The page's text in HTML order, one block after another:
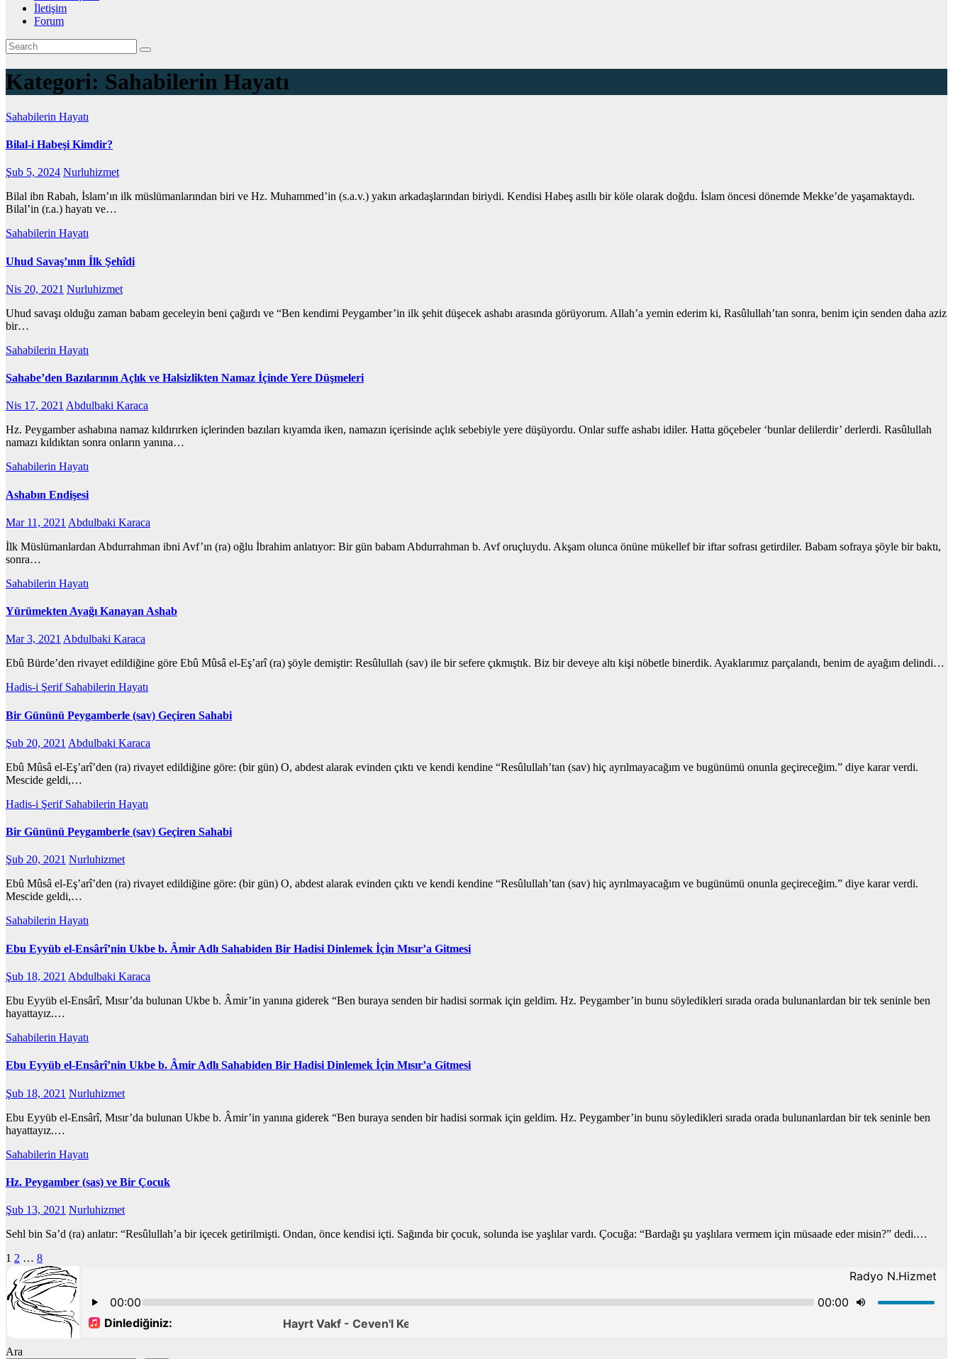
İletişim
Forum
Kategori: Sahabilerin Hayatı
Sahabilerin Hayatı
Bilal-i Habeşi Kimdir?
Şub 5, 2024 Nurluhizmet
Bilal ibn Rabah, İslam’ın ilk müslümanlarından biri ve Hz. Muhammed’in (s.a.v.) yakın arkadaşlarından biriydi. Kendisi Habeş asıllı bir köle olarak doğdu. İslam öncesi dönemde Mekke’de yaşamaktaydı.
Bilal’in (r.a.) hayatı ve…
Sahabilerin Hayatı
Uhud Savaş’ının İlk Şehîdi
Nis 20, 2021 Nurluhizmet
Uhud savaşı olduğu zaman babam geceleyin beni çağırdı ve “Ben kendimi Peygamber’in ilk şehit düşecek ashabı arasında görüyorum. Allah’a yemin ederim ki, Rasûlullah’tan sonra, benim için senden daha aziz
bir…
Sahabilerin Hayatı
Sahabe’den Bazılarının Açlık ve Halsizlikten Namaz İçinde Yere Düşmeleri
Nis 17, 2021 Abdulbaki Karaca
Hz. Peygamber ashabına namaz kıldırırken içlerinden bazıları kıyamda iken, namazın içerisinde açlık sebebiyle yere düşüyordu. Onlar suffe ashabı idiler. Hatta göçebeler ‘bunlar delilerdir’ derlerdi. Rasûlullah
namazı kıldıktan sonra onların yanına…
Sahabilerin Hayatı
Ashabın Endişesi
Mar 11, 2021 Abdulbaki Karaca
İlk Müslümanlardan Abdurrahman ibni Avf’ın (ra) oğlu İbrahim anlatıyor: Bir gün babam Abdurrahman b. Avf oruçluydu. Akşam olunca önüne mükellef bir iftar sofrası getirdiler. Babam sofraya şöyle bir baktı,
sonra…
Sahabilerin Hayatı
Yürümekten Ayağı Kanayan Ashab
Mar 3, 2021 Abdulbaki Karaca
Ebû Bürde’den rivayet edildiğine göre Ebû Mûsâ el-Eş’arî (ra) şöyle demiştir: Resûlullah (sav) ile bir sefere çıkmıştık. Biz bir deveye altı kişi nöbetle binerdik. Ayaklarımız parçalandı, benim de ayağım delindi…
Hadis-i Şerif Sahabilerin Hayatı
Bir Gününü Peygamberle (sav) Geçiren Sahabi
Şub 20, 2021 Abdulbaki Karaca
Ebû Mûsâ el-Eş’arî’den (ra) rivayet edildiğine göre: (bir gün) O, abdest alarak evinden çıktı ve kendi kendine “Resûlullah’tan (sav) hiç ayrılmayacağım ve bugünümü onunla geçireceğim.” diye karar verdi.
Mescide geldi,…
Hadis-i Şerif Sahabilerin Hayatı
Bir Gününü Peygamberle (sav) Geçiren Sahabi
Şub 20, 2021 Nurluhizmet
Ebû Mûsâ el-Eş’arî’den (ra) rivayet edildiğine göre: (bir gün) O, abdest alarak evinden çıktı ve kendi kendine “Resûlullah’tan (sav) hiç ayrılmayacağım ve bugünümü onunla geçireceğim.” diye karar verdi.
Mescide geldi,…
Sahabilerin Hayatı
Ebu Eyyüb el-Ensârî’nin Ukbe b. Âmir Adlı Sahabiden Bir Hadisi Dinlemek İçin Mısır’a Gitmesi
Şub 18, 2021 Abdulbaki Karaca
Ebu Eyyüb el-Ensârî, Mısır’da bulunan Ukbe b. Âmir’in yanına giderek “Ben buraya senden bir hadisi sormak için geldim. Hz. Peygamber’in bunu söyledikleri sırada orada bulunanlardan bir tek seninle ben
hayattayız.…
Sahabilerin Hayatı
Ebu Eyyüb el-Ensârî’nin Ukbe b. Âmir Adlı Sahabiden Bir Hadisi Dinlemek İçin Mısır’a Gitmesi
Şub 18, 2021 Nurluhizmet
Ebu Eyyüb el-Ensârî, Mısır’da bulunan Ukbe b. Âmir’in yanına giderek “Ben buraya senden bir hadisi sormak için geldim. Hz. Peygamber’in bunu söyledikleri sırada orada bulunanlardan bir tek seninle ben
hayattayız.…
Sahabilerin Hayatı
Hz. Peygamber (sas) ve Bir Çocuk
Şub 13, 2021 Nurluhizmet
Sehl bin Sa’d (ra) anlatır: “Resûlullah’a bir içecek getirilmişti. Ondan, önce kendisi içti. Sağında bir çocuk, solunda ise yaşlılar vardı. Çocuğa: “Bardağı şu yaşlılara vermem için müsaade eder misin?” dedi.…
Yazı
sayfalaması
1 2 … 8
Ara